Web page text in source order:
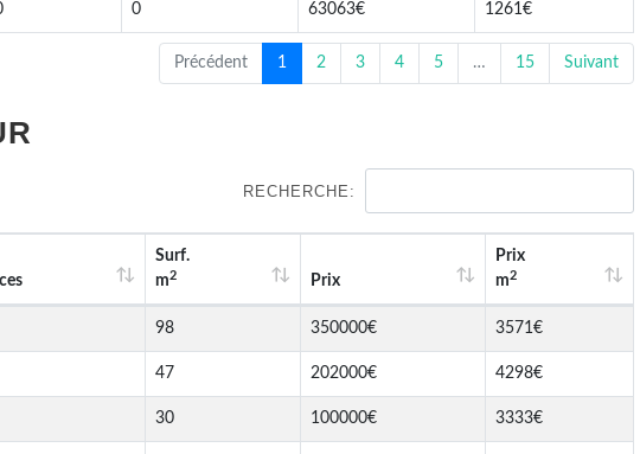
0 63063€ 1261€
Précédent 1 2 3 4 5 … 15 Suivant
RECHERCHE:
Surf.
m2 Prix
Prix
m2
98 350000€ 3571€
47 202000€ 4298€
30 100000€ 3333€